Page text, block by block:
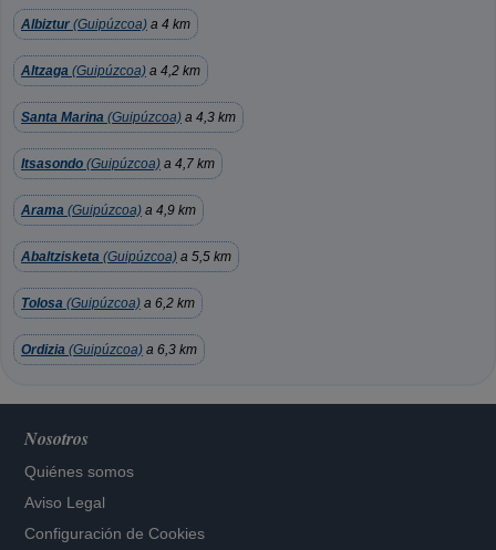
Albiztur (Guipúzcoa) a 4 km
Altzaga (Guipúzcoa) a 4,2 km
Santa Marina (Guipúzcoa) a 4,3 km
Itsasondo (Guipúzcoa) a 4,7 km
Arama (Guipúzcoa) a 4,9 km
Abaltzisketa (Guipúzcoa) a 5,5 km
Tolosa (Guipúzcoa) a 6,2 km
Ordizia (Guipúzcoa) a 6,3 km
Nosotros
Quiénes somos
Aviso Legal
Configuración de Cookies